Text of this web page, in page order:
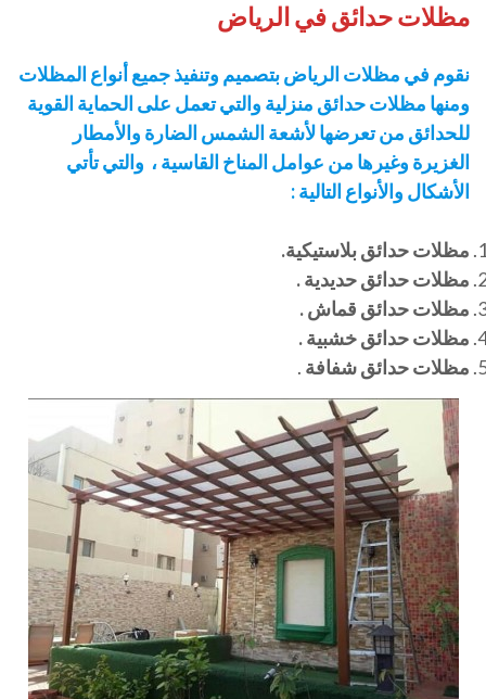
مظلات حدائق في الرياض
نقوم في مظلات الرياض بتصميم وتنفيذ جميع أنواع المظلات
ومنها مظلات حدائق منزلية والتي تعمل على الحماية القوية
للحدائق من تعرضها لأشعة الشمس الضارة والأمطار
الغزيرة وغيرها من عوامل المناخ القاسية ، والتي تأتي
الأشكال والأنواع التالية :
مظلات حدائق بلاستيكية.
مظلات حدائق حديدية .
مظلات حدائق قماش .
مظلات حدائق خشبية .
مظلات حدائق شفافة .